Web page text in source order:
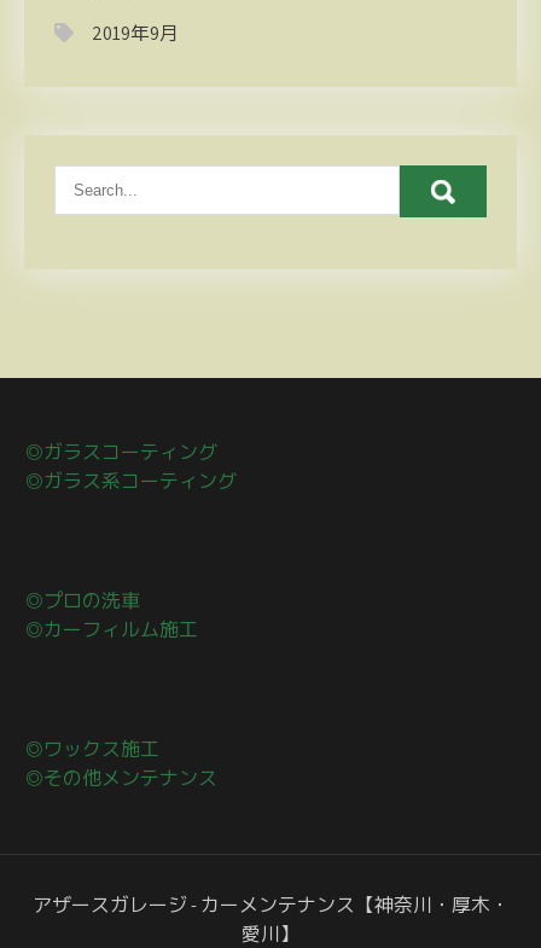
2019年9月
◎ガラスコーティング
◎ガラス系コーティング
◎プロの洗車
◎カーフィルム施工
◎ワックス施工
◎その他メンテナンス
アザースガレージ - カーメンテナンス【神奈川・厚木・
愛川】